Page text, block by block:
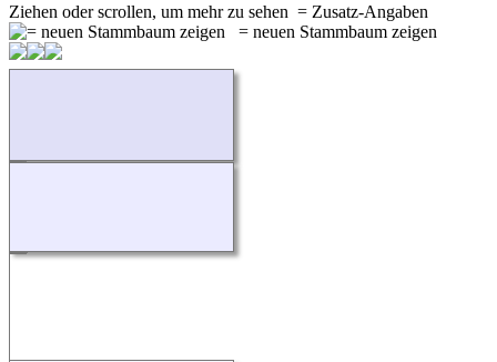
Ziehen oder scrollen, um mehr zu sehen = Zusatz-Angaben
= neuen Stammbaum zeigen